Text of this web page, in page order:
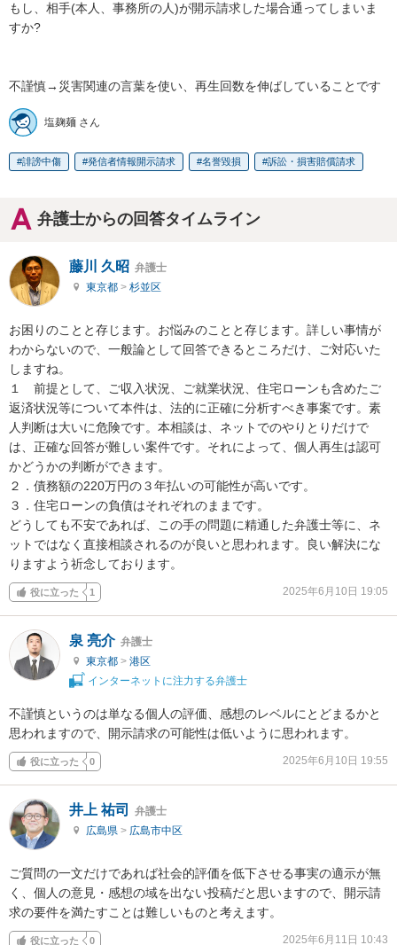
もし、相手(本人、事務所の人)が開示請求した場合通ってしまいま
すか?
不謹慎→災害関連の言葉を使い、再生回数を伸ばしていることです
塩麹麺 さん
誹謗中傷 発信者情報開示請求 名誉毀損 訴訟・損害賠償請求
弁護士からの回答タイムライン
藤川 久昭 弁護士
東京都 > 杉並区
お困りのことと存じます。お悩みのことと存じます。詳しい事情が
わからないので、一般論として回答できるところだけ、ご対応いた
しますね。
１　前提として、ご収入状況、ご就業状況、住宅ローンも含めたご
返済状況等について本件は、法的に正確に分析すべき事案です。素
人判断は大いに危険です。本相談は、ネットでのやりとりだけで
は、正確な回答が難しい案件です。それによって、個人再生は認可
かどうかの判断ができます。
２．債務額の220万円の３年払いの可能性が高いです。
３．住宅ローンの負債はそれぞれのままです。
どうしても不安であれば、この手の問題に精通した弁護士等に、ネ
ットではなく直接相談されるのが良いと思われます。良い解決にな
りますよう祈念しております。
役に立った 1 2025年6月10日 19:05
泉 亮介 弁護士
東京都 > 港区
インターネットに注力する弁護士
不謹慎というのは単なる個人の評価、感想のレベルにとどまるかと
思われますので、開示請求の可能性は低いように思われます。
役に立った 0 2025年6月10日 19:55
井上 祐司
弁護士
広島県 > 広島市中区
ご質問の一文だけであれば社会的評価を低下させる事実の適示が無
く、個人の意見・感想の域を出ない投稿だと思いますので、開示請
求の要件を満たすことは難しいものと考えます。
役に立った 0 2025年6月11日 10:43